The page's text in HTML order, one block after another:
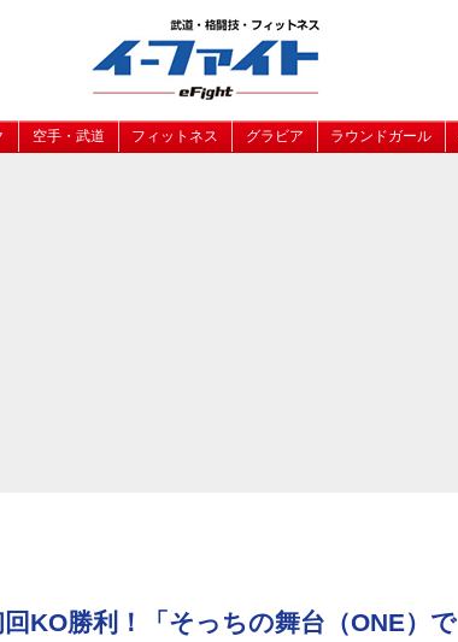
空手・武道 フィットネス グラビア ラウンドガール
KO勝利！「そっちの舞台（ONE）で